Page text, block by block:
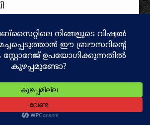
FORT Hyderabad
ഫോർട്ട്
ആർട്ടിഫിഷ്യൽ